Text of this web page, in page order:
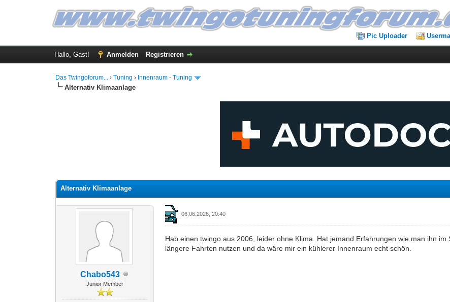
Pic Uploader
Hallo, Gast! Anmelden Registrieren
Das Twingoforum... ›Tuning › Innenraum - Tuning
Alternativ Klimaanlage
Alternativ Klimaanlage
Chabo543
Junior Member
06.06.2026, 20:40
Hab einen twingo aus 2006, leider ohne Klima. Hat jemand Erfahrungen wie man ihn
längere Fahrten nutzen und da wäre mir ein kühlerer Innenraum echt schön.